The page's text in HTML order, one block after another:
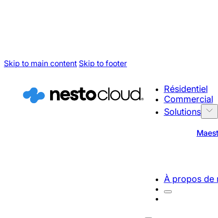
Skip to main content Skip to footer
Résidentiel
Commercial
Solutions
À propos de